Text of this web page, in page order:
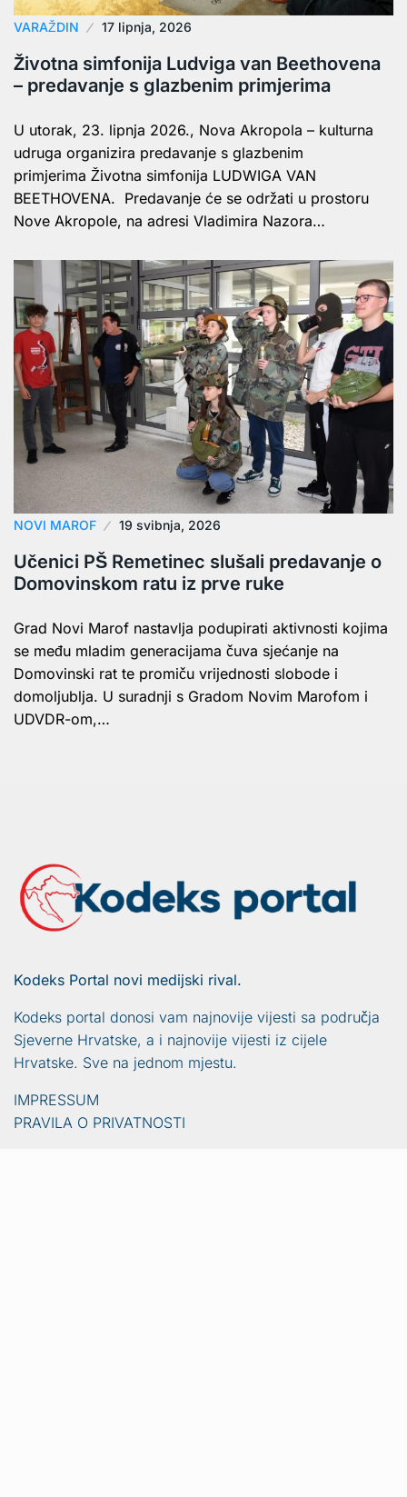
VARAŽDIN 17 lipnja, 2026
Životna simfonija Ludviga van Beethovena
– predavanje s glazbenim primjerima
U utorak, 23. lipnja 2026., Nova Akropola – kulturna
udruga organizira predavanje s glazbenim
primjerima Životna simfonija LUDWIGA VAN
BEETHOVENA. Predavanje će se održati u prostoru
Nove Akropole, na adresi Vladimira Nazora…
NOVI MAROF 19 svibnja, 2026
Učenici PŠ Remetinec slušali predavanje o
Domovinskom ratu iz prve ruke
Grad Novi Marof nastavlja podupirati aktivnosti kojima
se među mladim generacijama čuva sjećanje na
Domovinski rat te promiču vrijednosti slobode i
domoljublja. U suradnji s Gradom Novim Marofom i
UDVDR-om,…
Kodeks Portal novi medijski rival.
Kodeks portal donosi vam najnovije vijesti sa područja
Sjeverne Hrvatske, a i najnovije vijesti iz cijele
Hrvatske. Sve na jednom mjestu.
IMPRESSUM
PRAVILA O PRIVATNOSTI